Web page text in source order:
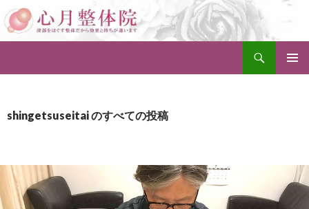
セルライト除去整体・小顔矯正・骨盤矯正 奈良 心月整体院
ン
キ
ッ
プ
shingetsuseitai のすべての投稿